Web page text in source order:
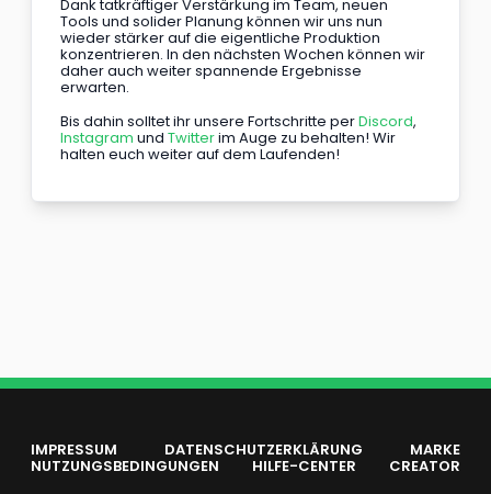
Dank tatkräftiger Verstärkung im Team, neuen
Tools und solider Planung können wir uns nun
wieder stärker auf die eigentliche Produktion
konzentrieren. In den nächsten Wochen können wir
daher auch weiter spannende Ergebnisse
erwarten.
Bis dahin solltet ihr unsere Fortschritte per Discord,
Instagram und Twitter im Auge zu behalten! Wir
halten euch weiter auf dem Laufenden!
IMPRESSUM DATENSCHUTZERKLÄRUNG MARKE
NUTZUNGSBEDINGUNGEN HILFE-CENTER CREATOR